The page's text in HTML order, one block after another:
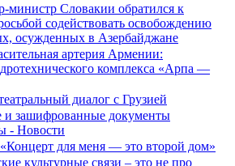
министр Словакии обратился к
содействовать освобождению
осужденных в Азербайджане
артерия Армении:
комплекса «Арпа —
диалог с Грузией
и зашифрованные документы
- Новости
для меня — это второй дом»
культурные связи – это не про